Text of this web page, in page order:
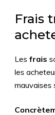
Frais
Les frais
les
mauvaises